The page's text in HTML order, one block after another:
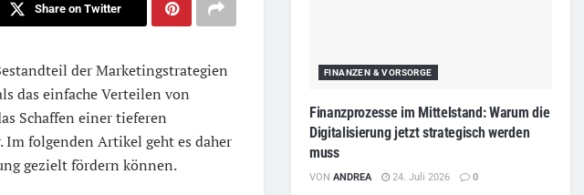
Share on Twitter
der Marketingstrategien
das einfache Verteilen von
Schaffen einer tieferen
Im folgenden Artikel geht es daher
gezielt fördern können.
FINANZEN & VORSORGE
Finanzprozesse im Mittelstand: Warum die
Digitalisierung jetzt strategisch werden
muss
VON ANDREA 24. Juli 2026 0